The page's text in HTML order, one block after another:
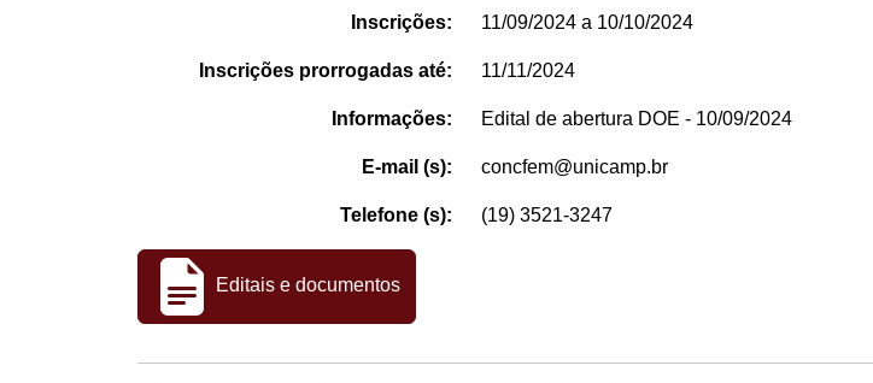
Inscrições: 11/09/2024 a 10/10/2024
Inscrições prorrogadas até: 11/11/2024
Informações: Edital de abertura DOE - 10/09/2024
E-mail (s): concfem@unicamp.br
Telefone (s): (19) 3521-3247
Editais e documentos